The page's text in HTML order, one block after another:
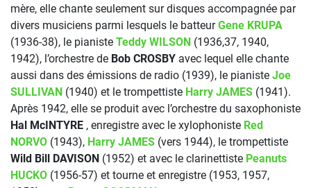
mère, elle chante seulement sur disques accompagnée par
divers musiciens parmi lesquels le batteurGene KRUPA
(1936-38), le pianiste Teddy WILSON (1936,37, 1940,
1942), l’orchestre de Bob CROSBY avec lequel elle chante
aussi dans des émissions de radio (1939), le pianiste Joe
SULLIVAN (1940) et le trompettiste Harry JAMES (1941).
Après 1942, elle se produit avec l’orchestre du saxophoniste
Hal McINTYRE , enregistre avec le xylophoniste Red
NORVO (1943), Harry JAMES (vers 1944), le trompettiste
Wild Bill DAVISON (1952) et avec le clarinettiste Peanuts
HUCKO (1956-57) et tourne et enregistre (1953, 1957,